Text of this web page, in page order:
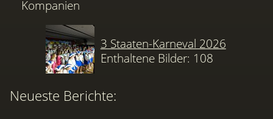
Kompanien
3 Staaten-Karneval 2026
Enthaltene Bilder: 108
Neueste Berichte: